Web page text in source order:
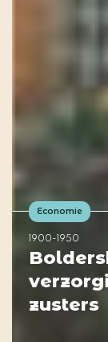
Economie
1900-1950
zusters